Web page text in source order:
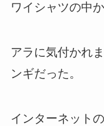
ワイシャツの中
アラに気付かれ
ンギだった。
インターネット